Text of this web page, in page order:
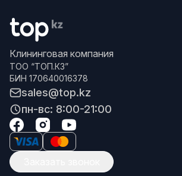
Клининговая компания
ТОО “ТОП.КЗ”
БИН 170640016378
sales@top.kz
пн-вс: 8:00-21:00